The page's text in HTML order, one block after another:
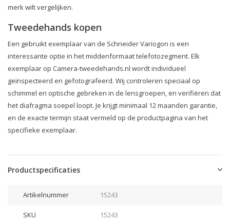
merk wilt vergelijken.
Tweedehands kopen
Een gebruikt exemplaar van de Schneider Variogon is een
interessante optie in het middenformaat telefotozegment. Elk
exemplaar op Camera-tweedehands.nl wordt individueel
geïnspecteerd en gefotografeerd. Wij controleren speciaal op
schimmel en optische gebreken in de lensgroepen, en verifiëren dat
het diafragma soepel loopt. Je krijgt minimaal 12 maanden garantie,
en de exacte termijn staat vermeld op de productpagina van het
specifieke exemplaar.
Productspecificaties
Artikelnummer 15243
SKU 15243